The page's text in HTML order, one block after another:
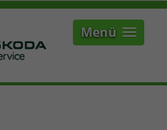
Menü